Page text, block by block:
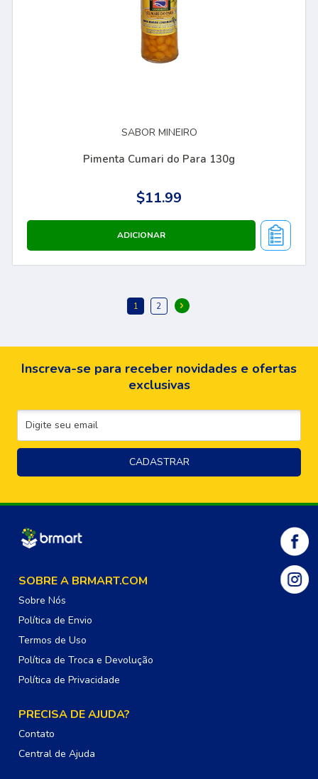
SABOR MINEIRO
Pimenta Cumari do Para 130g
$11.99
Inscreva-se para receber novidades e ofertas
exclusivas
SOBRE A BRMART.COM
Sobre Nós
Política de Envio
Termos de Uso
Política de Troca e Devolução
Política de Privacidade
PRECISA DE AJUDA?
Contato
Central de Ajuda